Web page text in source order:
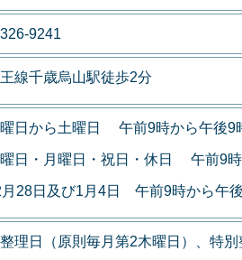
9241
線千歳烏山駅徒歩2分
日から土曜日 午前9時から午後9
曜日・月曜日・祝日・休日 午前9
月28日及び1月4日 午前9時から午
理日（原則毎月第2木曜日）、特